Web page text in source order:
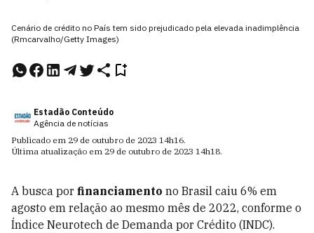
Cenário de crédito no País tem sido prejudicado pela elevada inadimplência
(Rmcarvalho/Getty Images)
Estadão Conteúdo
Agência de notícias
Publicado em 29 de outubro de 2023 14h16.
Última atualização em 29 de outubro de 2023 14h18.
A busca por financiamento no Brasil caiu 6% em
agosto em relação ao mesmo mês de 2022, conforme o
Índice Neurotech de Demanda por Crédito (INDC).